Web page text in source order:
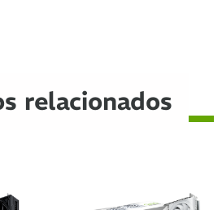
relacionados